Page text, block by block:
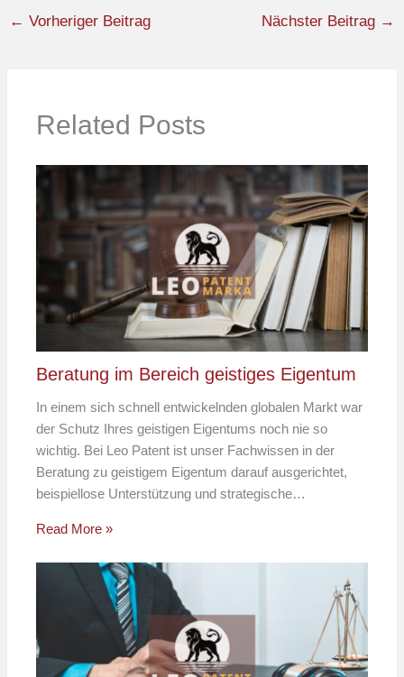
← Vorheriger Beitrag Nächster Beitrag →
Related Posts
Beratung im Bereich geistiges Eigentum
In einem sich schnell entwickelnden globalen Markt war
der Schutz Ihres geistigen Eigentums noch nie so
wichtig. Bei Leo Patent ist unser Fachwissen in der
Beratung zu geistigem Eigentum darauf ausgerichtet,
beispiellose Unterstützung und strategische…
Read More »